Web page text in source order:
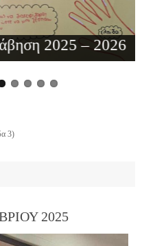
2025 – 2026
3)
2025